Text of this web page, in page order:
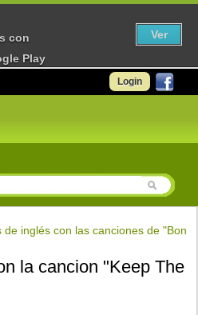
Login
de inglés con las canciones de "Bon
la cancion "Keep The
con
Play
Ver